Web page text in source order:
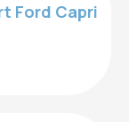
Ford Capri